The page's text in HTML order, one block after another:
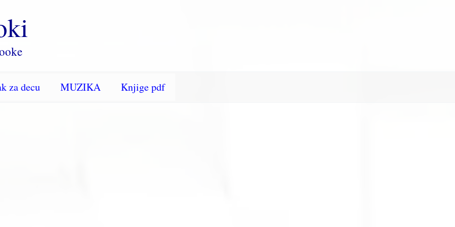
za decu MUZIKA Knjige pdf